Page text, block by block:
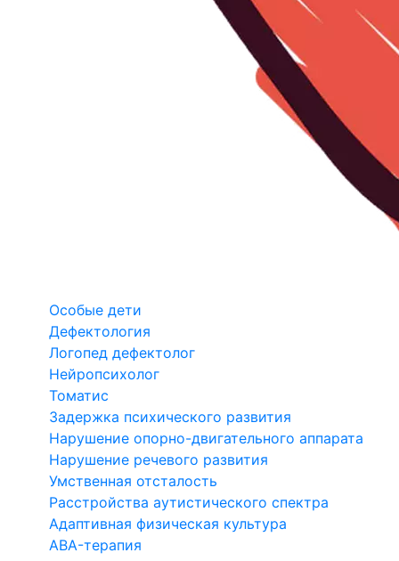
Особые дети
Дефектология
Логопед дефектолог
Нейропсихолог
Томатис
Задержка психического развития
Нарушение опорно-двигательного аппарата
Нарушение речевого развития
Умственная отсталость
Расстройства аутистического спектра
Адаптивная физическая культура
ABA-терапия